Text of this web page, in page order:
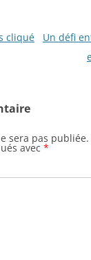
n p
cliqué
Un défi
sera pas publiée.
avec *